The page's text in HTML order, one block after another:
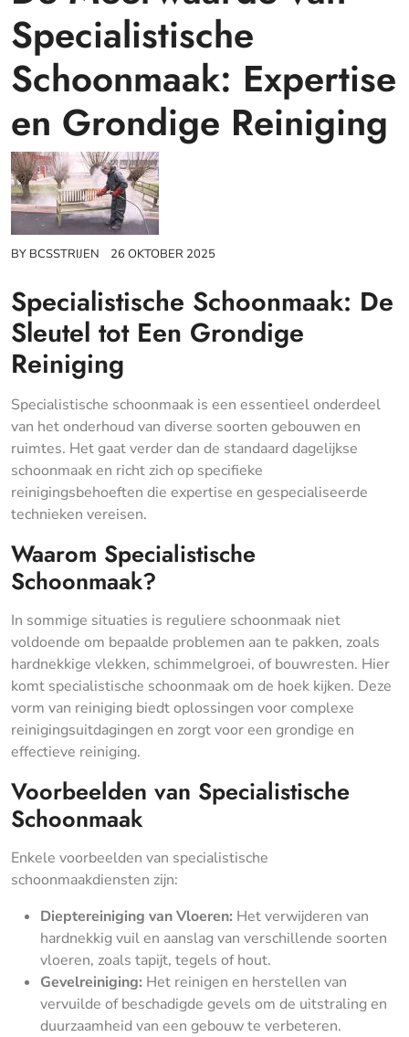
Specialistische
Schoonmaak: Expertise
en Grondige Reiniging
BY BCSSTRIJEN 26 OKTOBER 2025
Specialistische Schoonmaak: De
Sleutel tot Een Grondige
Reiniging
Specialistische schoonmaak is een essentieel onderdeel
van het onderhoud van diverse soorten gebouwen en
ruimtes. Het gaat verder dan de standaard dagelijkse
schoonmaak en richt zich op specifieke
reinigingsbehoeften die expertise en gespecialiseerde
technieken vereisen.
Waarom Specialistische
Schoonmaak?
In sommige situaties is reguliere schoonmaak niet
voldoende om bepaalde problemen aan te pakken, zoals
hardnekkige vlekken, schimmelgroei, of bouwresten. Hier
komt specialistische schoonmaak om de hoek kijken. Deze
vorm van reiniging biedt oplossingen voor complexe
reinigingsuitdagingen en zorgt voor een grondige en
effectieve reiniging.
Voorbeelden van Specialistische
Schoonmaak
Enkele voorbeelden van specialistische
schoonmaakdiensten zijn:
Dieptereiniging van Vloeren: Het verwijderen van
hardnekkig vuil en aanslag van verschillende soorten
vloeren, zoals tapijt, tegels of hout.
Gevelreiniging: Het reinigen en herstellen van
vervuilde of beschadigde gevels om de uitstraling en
duurzaamheid van een gebouw te verbeteren.